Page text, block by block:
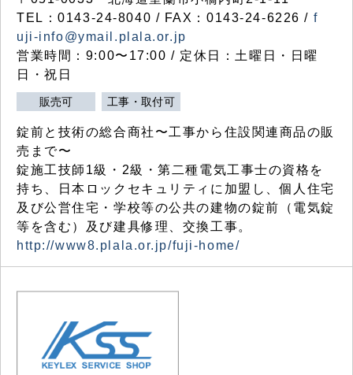
TEL：0143-24-8040 / FAX：0143-24-6226 / f
uji-info@ymail.plala.or.jp
営業時間：9:00〜17:00 / 定休日：土曜日・日曜
日・祝日
販売可 工事・取付可
錠前と技術の総合商社〜工事から住設関連商品の販
売まで〜
錠施工技師1級・2級・第二種電気工事士の資格を
持ち、日本ロックセキュリティに加盟し、個人住宅
及び公営住宅・学校等の公共の建物の錠前（電気錠
等を含む）及び建具修理、交換工事。
http://www8.plala.or.jp/fuji-home/